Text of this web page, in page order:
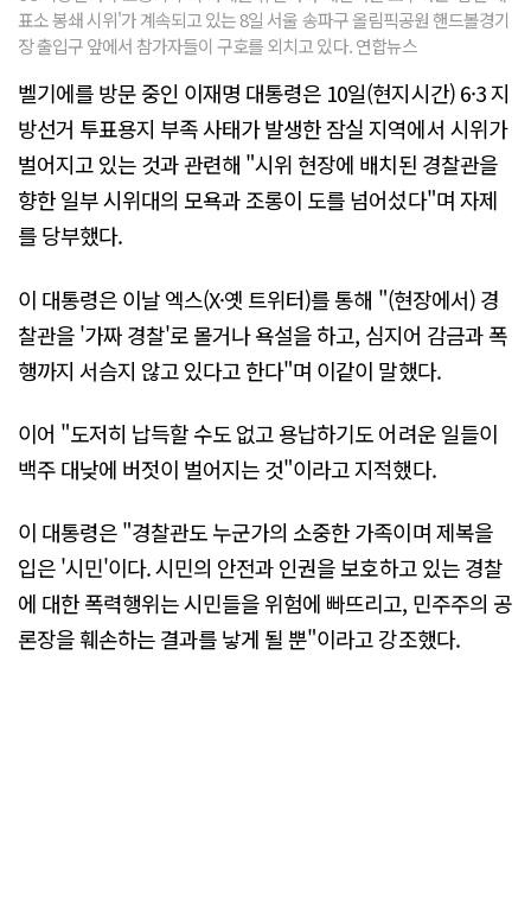
표소 봉쇄 시위'가 계속되고 있는 8일 서울 송파구 올림픽공원 핸드볼경기
장 출입구 앞에서 참가자들이 구호를 외치고 있다. 연합뉴스
벨기에를 방문 중인 이재명 대통령은 10일(현지시간) 6·3 지
방선거 투표용지 부족 사태가 발생한 잠실 지역에서 시위가
벌어지고 있는 것과 관련해 "시위 현장에 배치된 경찰관을
향한 일부 시위대의 모욕과 조롱이 도를 넘어섰다"며 자제
를 당부했다.
이 대통령은 이날 엑스(X·옛 트위터)를 통해 "(현장에서) 경
찰관을 '가짜 경찰'로 몰거나 욕설을 하고, 심지어 감금과 폭
행까지 서슴지 않고 있다고 한다"며 이같이 말했다.
이어 "도저히 납득할 수도 없고 용납하기도 어려운 일들이
백주 대낮에 버젓이 벌어지는 것"이라고 지적했다.
이 대통령은 "경찰관도 누군가의 소중한 가족이며 제복을
입은 '시민'이다. 시민의 안전과 인권을 보호하고 있는 경찰
에 대한 폭력행위는 시민들을 위험에 빠뜨리고, 민주주의 공
론장을 훼손하는 결과를 낳게 될 뿐"이라고 강조했다.